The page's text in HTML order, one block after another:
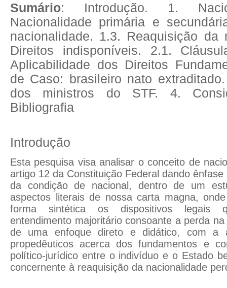
Sumário: Introdução. 1.
Nacionalidade primária e
nacionalidade. 1.3. Reaquisição da
Direitos indisponíveis. 2.1.
Aplicabilidade dos Direitos
de Caso: brasileiro nato
dos ministros do STF. 4.
Bibliografia
Introdução
Esta pesquisa visa analisar o conceito de
artigo 12 da Constituição Federal dando
da condição de nacional, dentro de um
aspectos literais de nossa carta magna,
forma sintética os dispositivos legais
entendimento majoritário consoante a perda
de uma enfoque direto e didático, com a
propedêuticos acerca dos fundamentos e
político-jurídico entre o indivíduo e o Estado
concernente à reaquisição da nacionalidade